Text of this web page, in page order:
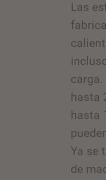
Las
carga.
hasta
hasta
Ya se
de